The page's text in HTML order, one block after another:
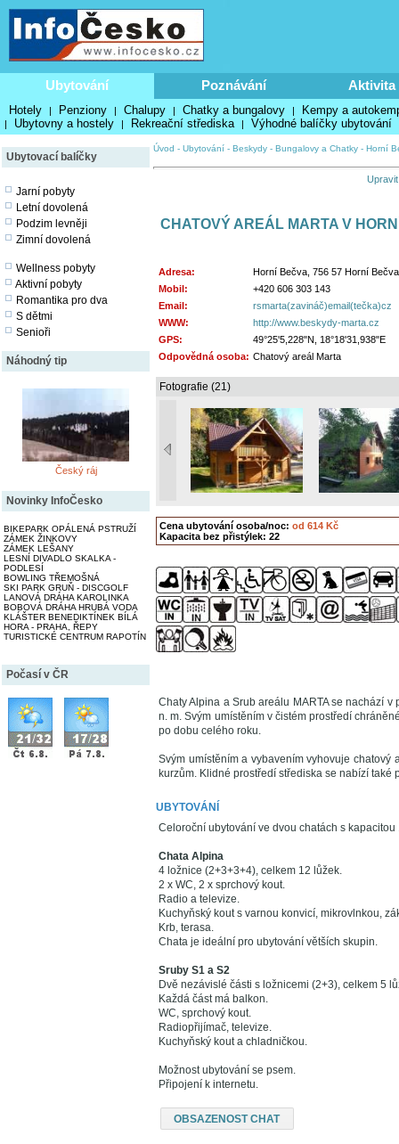
Ubytování Poznávání Aktivita
Hotely | Penziony | Chalupy | Chatky a bungalovy | Kempy a
| Ubytovny a hostely | Rekreační střediska | Výhodné balíčky ubytování
Ubytovací balíčky
Jarní pobyty
Letní dovolená
Podzim levněji
Zimní dovolená
Wellness pobyty
Aktivní pobyty
Romantika pro dva
S dětmi
Senioři
Náhodný tip
Český ráj
Novinky InfoČesko
BIKEPARK OPÁLENÁ PSTRUŽÍ
ZÁMEK ŽINKOVY
ZÁMEK LEŠANY
LESNÍ DIVADLO SKALKA -
PODLESÍ
BOWLING TŘEMOŠNÁ
SKI PARK GRUŇ - DISCGOLF
LANOVÁ DRÁHA KAROLINKA
BOBOVÁ DRÁHA HRUBÁ VODA
KLÁŠTER BENEDIKTÍNEK BÍLÁ
HORA - PRAHA, ŘEPY
TURISTICKÉ CENTRUM RAPOTÍN
Počasí v ČR
Úvod - Ubytování - Beskydy - Bungalovy a Chatky - Horní
CHATOVÝ AREÁL MARTA V
Adresa:
Horní Bečva, 756 57 Horní Bečva
Mobil:
+420 606 303 143
Email:
rsmarta(zavináč)email(tečka)cz
WWW:
http://www.beskydy-marta.cz
GPS:
49°25'5,228"N, 18°18'31,938"E
Odpovědná osoba: Chatový areál Marta
Fotografie (21)
Cena ubytování osoba/noc: od 614 Kč
Kapacita bez přistýlek: 22
Chaty Alpina a Srub areálu MARTA se nachází
n. m. Svým umístěním v čistém prostředí
po dobu celého roku.
Svým umístěním a vybavením vyhovuje chatový
kurzům. Klidné prostředí střediska se nabízí
UBYTOVÁNÍ
Celoroční ubytování ve dvou chatách s kapacitou
Chata Alpina
4 ložnice (2+3+3+4), celkem 12 lůžek.
2 x WC, 2 x sprchový kout.
Radio a televize.
Kuchyňský kout s varnou konvicí, mikrovlnkou,
Krb, terasa.
Chata je ideální pro ubytování větších skupin.
Sruby S1 a S2
Dvě nezávislé části s ložnicemi (2+3), celkem 5
Každá část má balkon.
WC, sprchový kout.
Radiopřijímač, televize.
Kuchyňský kout a chladničkou.
Možnost ubytování se psem.
Připojení k internetu.
OBSAZENOST CHAT